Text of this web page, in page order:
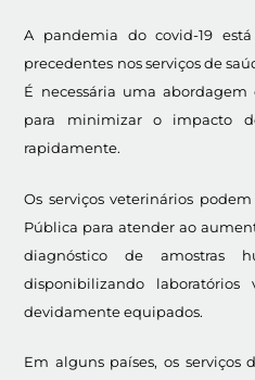
A pandemia do covid-19
precedentes nos serviços de
É necessária uma
para minimizar o impacto
rapidamente.
Os serviços veterinários
Pública para atender ao
diagnóstico de amostras
disponibilizando laboratórios
devidamente equipados.
Em alguns países, os serviços